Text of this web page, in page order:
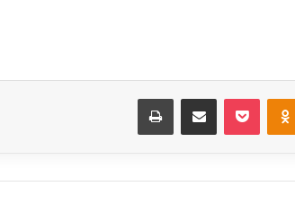
Odnoklassniki بوكيت مشاركة عبر البريد طباعة